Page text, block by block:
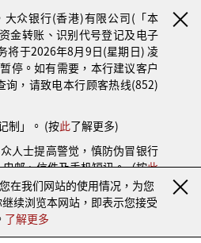
众银行(香港)有限公司(「本
金转账、识别代号登记及电子
将于2026年8月9日(星期日) 凌
停。如有需要，本行建议客户
，请致电本行顾客热线(852)
制」。 (按此了解更多)
人士提高警觉，慎防伪冒银行
邮、信件及手机短讯。（按此
在我们网站的使用情况，为您
续浏览本网站，即表示您接受
了解更多